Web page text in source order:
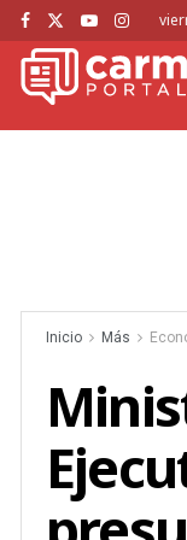
Inicio Más